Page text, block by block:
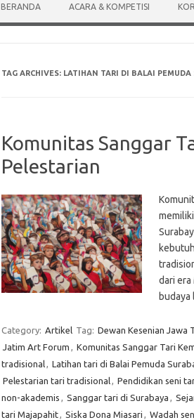
BERANDA ACARA & KOMPETISI
TAG ARCHIVES: LATIHAN TARI DI BALAI PEMUDA
Komunitas Sanggar
Pelestarian
dari era
Category: Artikel Tag: Dewan Kesenian Jawa
Jatim Art Forum , Komunitas Sanggar Tari
tradisional, Latihan tari di Balai Pemuda
Pelestarian tari tradisional, Pendidikan seni
non-akademis , Sanggar tari di Surabaya ,
tari Majapahit, Siska Dona Miasari , Wadah